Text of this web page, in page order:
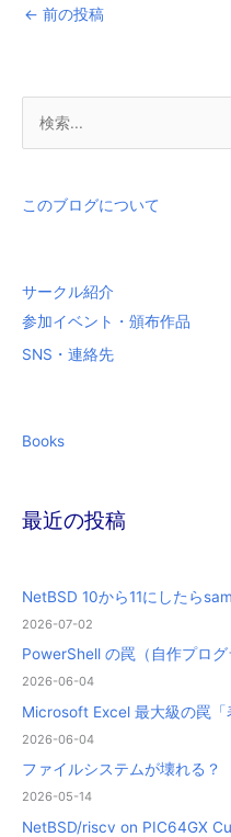
← 前の投稿
象
このブログについて
サークル紹介
参加イベント・頒布作品
SNS・連絡先
Books
最近の投稿
NetBSD 10から11にしたら
2026-07-02
PowerShell の罠（自作プログ
2026-06-04
Microsoft Excel 最大級の罠「
2026-06-04
ファイルシステムが壊れる？
2026-05-14
NetBSD/riscv on PIC64GX